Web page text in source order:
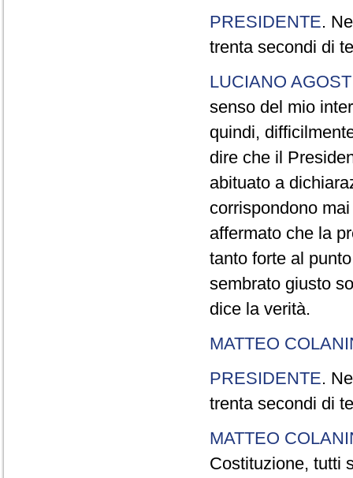
PRESIDENTE.
trenta secondi di
LUCIANO
senso del mio
quindi,
dire che il
abituato a
corrispondono
affermato che la
tanto forte al
sembrato giusto
dice la verità.
MATTEO
PRESIDENTE.
trenta secondi di
MATTEO
Costituzione, tutti